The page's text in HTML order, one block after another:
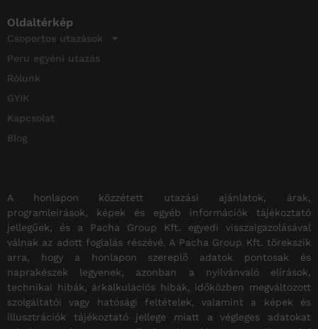
Oldaltérkép
Csoportos utazások
Peru egyéni utazás
Rólunk
GYIK
Kapcsolat
Blog
A honlapon közzétett utazási ajánlatok, árak,
programleírások, képek és egyéb információk tájékoztató
jellegűek, és a Pacha Group Kft. egyedi visszaigazolásával
válnak az adott foglalás részévé. A Pacha Group Kft. törekszik
arra, hogy a honlapon szereplő adatok pontosak és
naprakészek legyenek, azonban a nyilvánvaló elírások,
technikai hibák, árkalkulációs hibák, időközben megváltozott
szolgáltatói vagy hatósági feltételek, valamint a képek és
illusztrációk tájékoztató jellege miatt a végleges adatokat